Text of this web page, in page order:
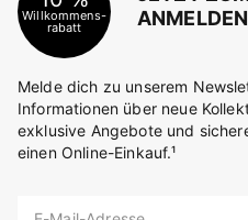
Willkommens-
rabatt
ANMELDEN
Melde dich zu unserem
Informationen über neue
exklusive Angebote und
einen Online-Einkauf.¹